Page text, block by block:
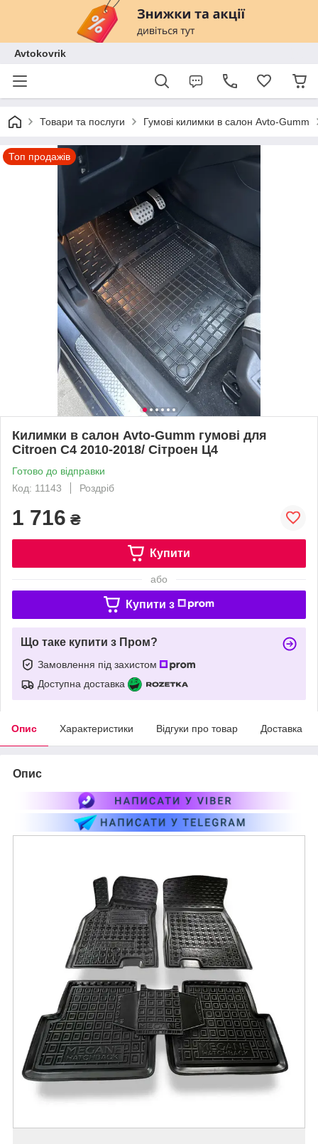
Avtokovrik
Товари та послуги Гумові килимки в салон Avto-Gumm
Топ продажів
Килимки в салон Avto-Gumm гумові для
Citroen C4 2010-2018/ Сітроен Ц4
Готово до відправки
Код: 11143
Роздріб
1 716 ₴
Купити
або
Купити з
Що таке купити з Пром?
Замовлення під захистом
Доступна доставка
Опис Характеристики Відгуки про товар Доставка
Опис